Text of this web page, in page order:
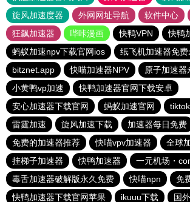
旋风加速度器
外网网址导航 软件中心
狂飙加速器
哔咔漫画 快鸭VPN
快鸭
蚂蚁加速npv下载官网ios
纸飞机加速器免费
bitznet.app
快喵加速器NPV
原子加速器
小黄鸭vp加速
快鸭加速器官网下载安卓
安心加速器下载官网
蚂蚁加速官网
雷霆加速
旋风加速下载
加速器每日免费
免费的加速器推荐
快喵vpv加速器
全球
挂梯子加速器
快鸭加速器
一元机场・
毒舌加速器破解版永久免费
快喵npn
免
快鸭加速器下载官网苹果
ikuuu下载 国